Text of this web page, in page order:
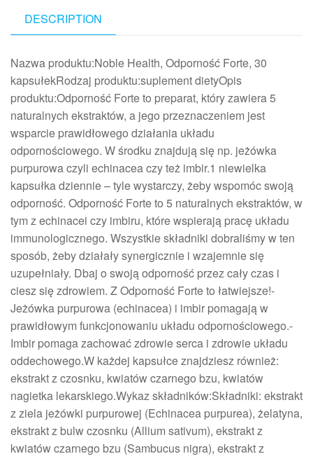
DESCRIPTION
Nazwa produktu:Noble Health, Odporność Forte, 30
kapsułekRodzaj produktu:suplement dietyOpis
produktu:Odporność Forte to preparat, który zawiera 5
naturalnych ekstraktów, a jego przeznaczeniem jest
wsparcie prawidłowego działania układu
odpornościowego. W środku znajdują się np. jeżówka
purpurowa czyli echinacea czy też imbir.1 niewielka
kapsułka dziennie – tyle wystarczy, żeby wspomóc swoją
odporność. Odporność Forte to 5 naturalnych ekstraktów, w
tym z echinacei czy imbiru, które wspierają pracę układu
immunologicznego. Wszystkie składniki dobraliśmy w ten
sposób, żeby działały synergicznie i wzajemnie się
uzupełniały. Dbaj o swoją odporność przez cały czas i
ciesz się zdrowiem. Z Odporność Forte to łatwiejsze!-
Jeżówka purpurowa (echinacea) i imbir pomagają w
prawidłowym funkcjonowaniu układu odpornościowego.-
Imbir pomaga zachować zdrowie serca i zdrowie układu
oddechowego.W każdej kapsułce znajdziesz również:
ekstrakt z czosnku, kwiatów czarnego bzu, kwiatów
nagietka lekarskiego.Wykaz składników:Składniki: ekstrakt
z ziela jeżówki purpurowej (Echinacea purpurea), żelatyna,
ekstrakt z bulw czosnku (Allium sativum), ekstrakt z
kwiatów czarnego bzu (Sambucus nigra), ekstrakt z